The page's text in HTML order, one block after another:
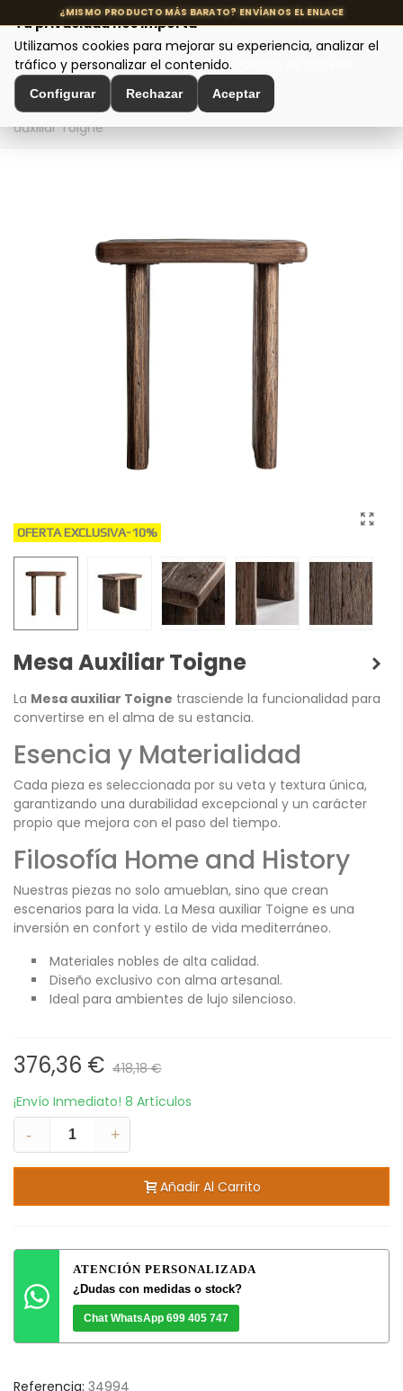
MENÚ
Inicio > Mesas de diseño > Mesas auxiliares
auxiliar Toigne
OFERTA EXCLUSIVA-10%
Mesa Auxiliar Toigne
La Mesa auxiliar Toigne trasciende la funcionalidad para
convertirse en el alma de su estancia.
Esencia y Materialidad
Cada pieza es seleccionada por su veta y textura única,
garantizando una durabilidad excepcional y un carácter
propio que mejora con el paso del tiempo.
Filosofía Home and History
Nuestras piezas no solo amueblan, sino que crean
escenarios para la vida. La Mesa auxiliar Toigne es una
inversión en confort y estilo de vida mediterráneo.
Materiales nobles de alta calidad.
Diseño exclusivo con alma artesanal.
Ideal para ambientes de lujo silencioso.
376,36 € 418,18 €
¡Envío Inmediato! 8 Artículos
-
+
Añadir Al Carrito
ATENCIÓN PERSONALIZADA
¿Dudas con medidas o stock?
Chat WhatsApp 699 405 747
Referencia: 34994
Tu privacidad nos importa
Utilizamos cookies para mejorar su experiencia, analizar el
tráfico y personalizar el contenido.
Configurar Rechazar Aceptar